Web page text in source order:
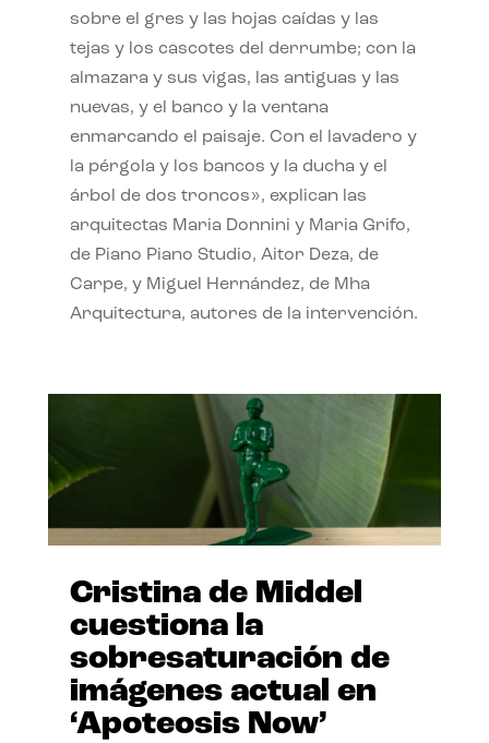
sobre el gres y las hojas caídas y las
tejas y los cascotes del derrumbe; con la
almazara y sus vigas, las antiguas y las
nuevas, y el banco y la ventana
enmarcando el paisaje. Con el lavadero y
la pérgola y los bancos y la ducha y el
árbol de dos troncos», explican las
arquitectas Maria Donnini y Maria Grifo,
de Piano Piano Studio, Aitor Deza, de
Carpe, y Miguel Hernández, de Mha
Arquitectura, autores de la intervención.
Cristina de Middel
cuestiona la
sobresaturación de
imágenes actual en
‘Apoteosis Now’